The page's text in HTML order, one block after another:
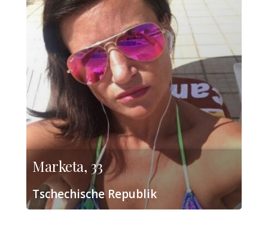
Marketa, 33
Tschechische Republik